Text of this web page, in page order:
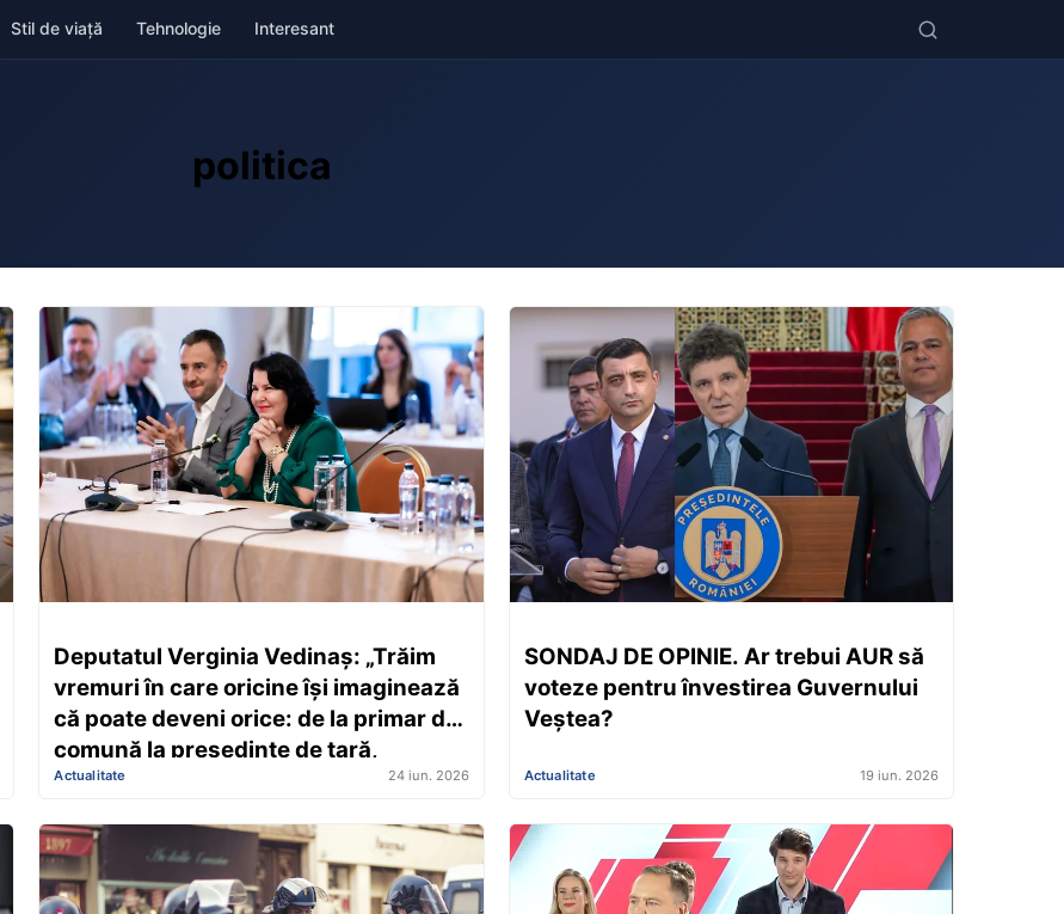
Stil de viață Tehnologie Interesant
politica
Deputatul Verginia Vedinaș: „Trăim
vremuri în care oricine își imaginează
că poate deveni orice: de la primar de
comună la președinte de țară,
ministru sau premier”
Actualitate 24 iun. 2026
SONDAJ DE OPINIE. Ar trebui AUR să
voteze pentru învestirea Guvernului
Veștea?
Actualitate 19 iun. 2026